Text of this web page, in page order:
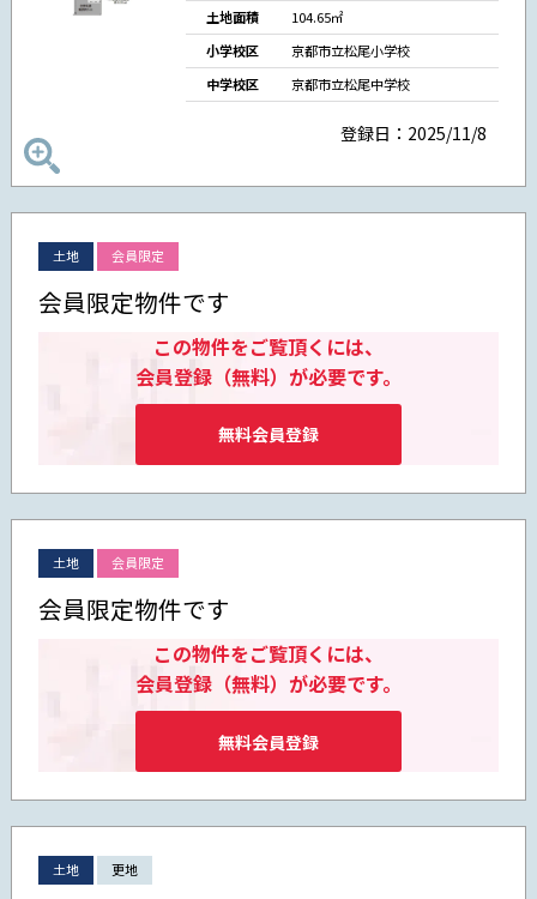
土地面積
104.65㎡
小学校区
京都市立松尾小学校
中学校区
京都市立松尾中学校
登録日：2025/11/8
土地 会員限定
会員限定物件です
この物件をご覧頂くには、
会員登録（無料）が必要です。
無料会員登録
土地 会員限定
会員限定物件です
この物件をご覧頂くには、
会員登録（無料）が必要です。
無料会員登録
土地 更地